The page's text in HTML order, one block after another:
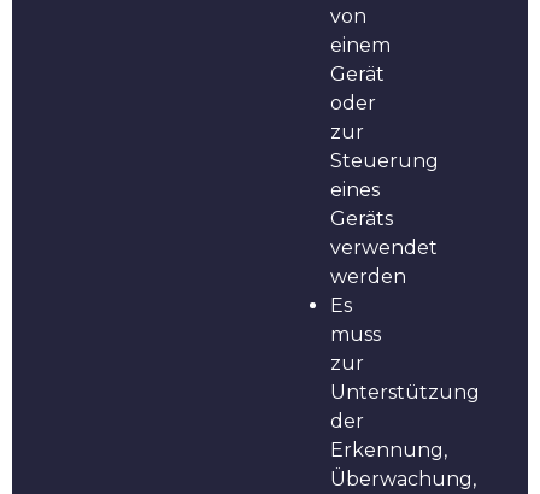
von
einem
Gerät
oder
zur
Steuerung
eines
Geräts
verwendet
werden
Es
muss
zur
Unterstützung
der
Erkennung,
Überwachung,